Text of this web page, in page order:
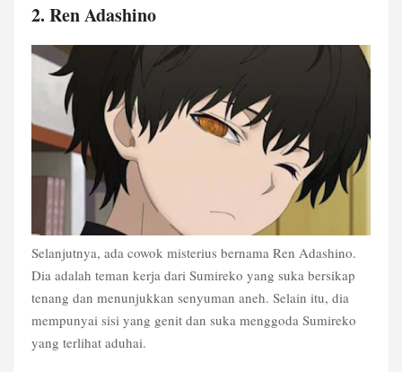
2. Ren Adashino
Selanjutnya, ada cowok misterius bernama Ren Adashino.
Dia adalah teman kerja dari Sumireko yang suka bersikap
tenang dan menunjukkan senyuman aneh. Selain itu, dia
mempunyai sisi yang genit dan suka menggoda Sumireko
yang terlihat aduhai.